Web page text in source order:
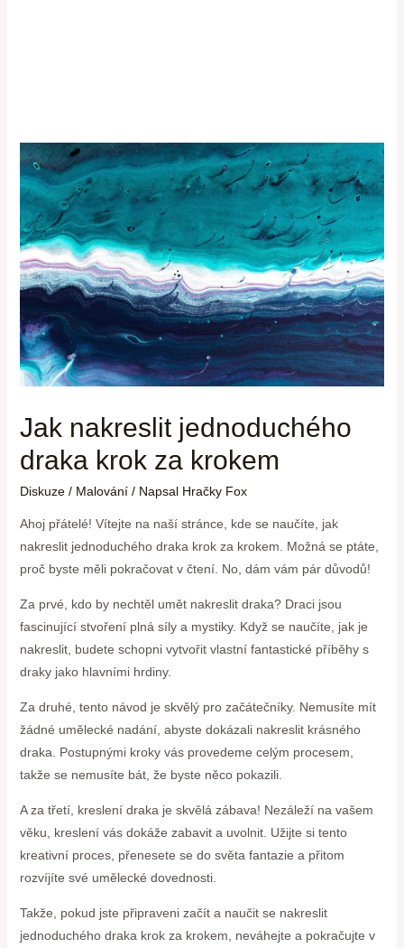
Jak nakreslit jednoduchého
draka krok za krokem
Diskuze / Malování/ Napsal Hračky Fox
Ahoj přátelé! Vítejte na naší stránce, kde se naučíte, jak
nakreslit jednoduchého draka krok za krokem. Možná se ptáte,
proč byste měli pokračovat v čtení. No, dám vám pár důvodů!
Za prvé, kdo by nechtěl umět nakreslit draka? Draci jsou
fascinující stvoření plná síly a mystiky. Když se naučíte, jak je
nakreslit, budete schopni vytvořit vlastní fantastické příběhy s
draky jako hlavními hrdiny.
Za druhé, tento návod je skvělý pro začátečníky. Nemusíte mít
žádné umělecké nadání, abyste dokázali nakreslit krásného
draka. Postupnými kroky vás provedeme celým procesem,
takže se nemusíte bát, že byste něco pokazili.
A za třetí, kreslení draka je skvělá zábava! Nezáleží na vašem
věku, kreslení vás dokáže zabavit a uvolnit. Užijte si tento
kreativní proces, přenesete se do světa fantazie a přitom
rozvíjíte své umělecké dovednosti.
Takže, pokud jste připraveni začít a naučit se nakreslit
jednoduchého draka krok za krokem, neváhejte a pokračujte v